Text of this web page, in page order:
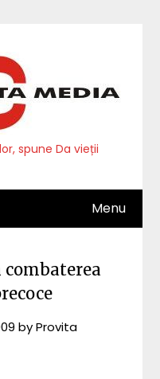
spune Da vieții
Menu
byProvita